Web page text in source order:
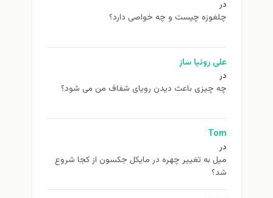
در
چلغوزه چیست و چه خواصی دارد؟
علی روئیا ساز
در
چه چیزی باعث دیدن رویای شفاف من می شود؟
Tom
در
ميل به تغيير چهره در مایکل جکسون از كجا شروع
شد؟